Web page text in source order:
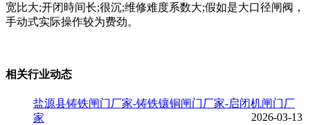
宽比大;开闭時间长;很沉;维修难度系数大;假如是大口径闸阀，
手动式实际操作较为费劲。
相关行业动态
盐源县铸铁闸门厂家-铸铁镶铜闸门厂家-启闭机闸门厂
家
2026-03-13